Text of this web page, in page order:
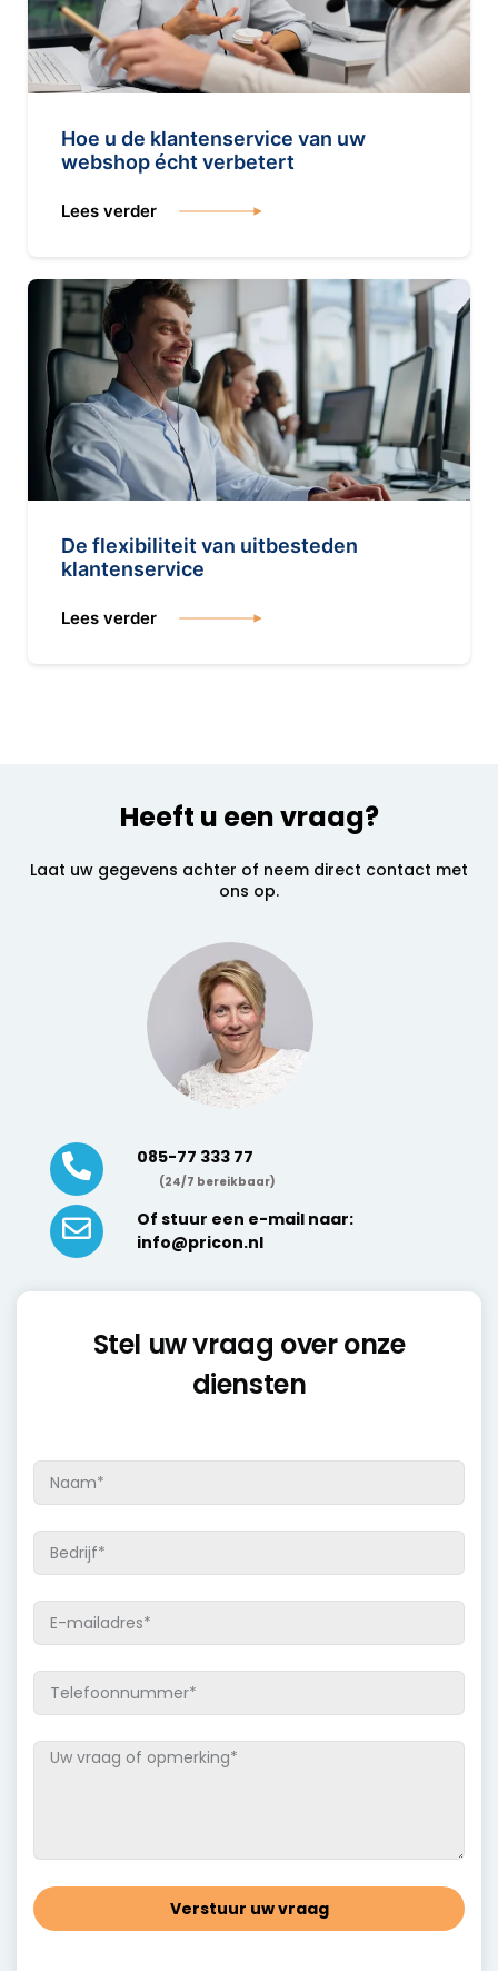
Hoe u de klantenservice van uw
webshop écht verbetert
Lees verder
De flexibiliteit van uitbesteden
klantenservice
Lees verder
Heeft u een vraag?
Laat uw gegevens achter of neem direct contact met
ons op.
085-77 333 77
(24/7 bereikbaar)
Of stuur een e-mail naar:
info@pricon.nl
Stel uw vraag over onze
diensten
Verstuur uw vraag